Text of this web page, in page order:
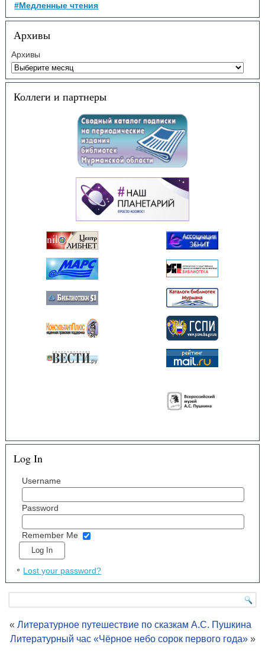
#Медленные чтения
Архивы
Архивы
Коллеги и партнеры
Log In
Username
Password
Remember Me
Lost your password?
«Литературное путешествие по сказкам А.С. Пушкина
Литературный час «Чёрное небо сорок первого года»»